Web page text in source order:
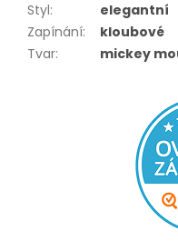
Styl:
elegantní
Zapínání:
kloubové
Tvar: mickey